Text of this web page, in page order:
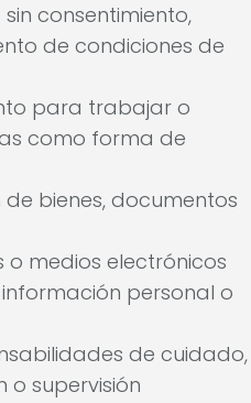
consentimiento,
de condiciones de
para trabajar o
como forma de
bienes, documentos
o medios electrónicos
personal o
de cuidado,
o supervisión